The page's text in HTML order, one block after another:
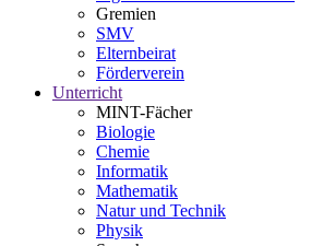
Gremien
SMV
Elternbeirat
Förderverein
Unterricht
MINT-Fächer
Biologie
Chemie
Informatik
Mathematik
Natur und Technik
Physik